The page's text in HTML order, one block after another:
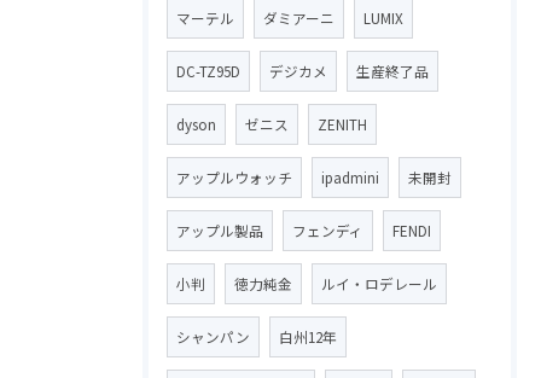
マーテル ダミアーニ LUMIX
DC-TZ95D デジカメ 生産終了品
dyson ゼニス ZENITH
アップルウォッチ ipadmini 未開封
アップル製品 フェンディ FENDI
小判 徳力純金 ルイ・ロデレール
シャンパン 白州12年